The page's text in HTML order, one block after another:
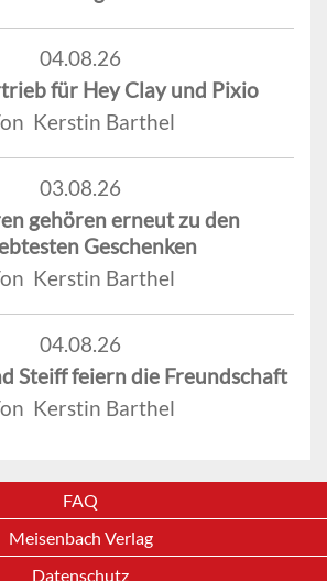
04.08.26
für Hey Clay und Pixio
Kerstin Barthel
03.08.26
gehören erneut zu den
Geschenken
Kerstin Barthel
04.08.26
Steiff feiern die Freundschaft
Kerstin Barthel
FAQ
Meisenbach Verlag
Datenschutz